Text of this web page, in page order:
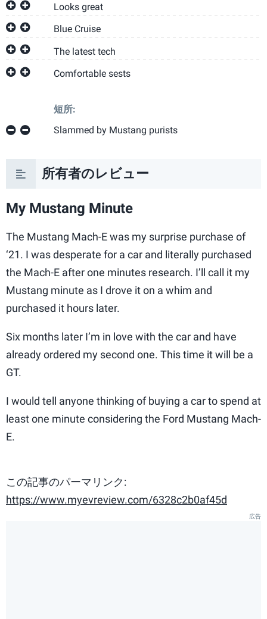
Looks great
Blue Cruise
The latest tech
Comfortable sests
短所:
Slammed by Mustang purists
所有者のレビュー
My Mustang Minute
The Mustang Mach-E was my surprise purchase of
‘21. I was desperate for a car and literally purchased
the Mach-E after one minutes research. I’ll call it my
Mustang minute as I drove it on a whim and
purchased it hours later.
Six months later I’m in love with the car and have
already ordered my second one. This time it will be a
GT.
I would tell anyone thinking of buying a car to spend at
least one minute considering the Ford Mustang Mach-
E.
この記事のパーマリンク:
https://www.myevreview.com/6328c2b0af45d